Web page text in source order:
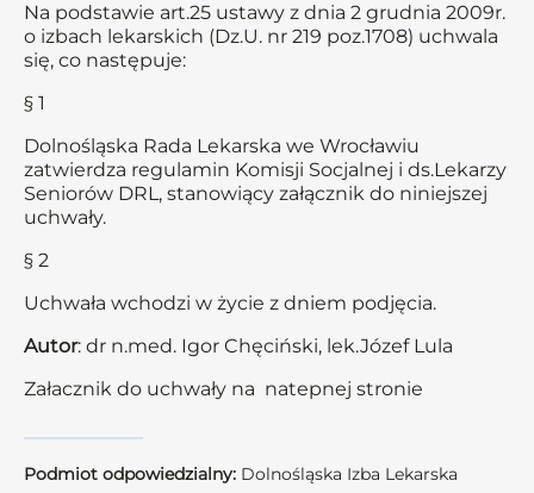
Na podstawie art.25 ustawy z dnia 2 grudnia 2009r.
o izbach lekarskich (Dz.U. nr 219 poz.1708) uchwala
się, co następuje:
§ 1
Dolnośląska Rada Lekarska we Wrocławiu
zatwierdza regulamin Komisji Socjalnej i ds.Lekarzy
Seniorów DRL, stanowiący załącznik do niniejszej
uchwały.
§ 2
Uchwała wchodzi w życie z dniem podjęcia.
Autor: dr n.med. Igor Chęciński, lek.Józef Lula
Załacznik do uchwały na natepnej stronie
Podmiot odpowiedzialny: Dolnośląska Izba Lekarska